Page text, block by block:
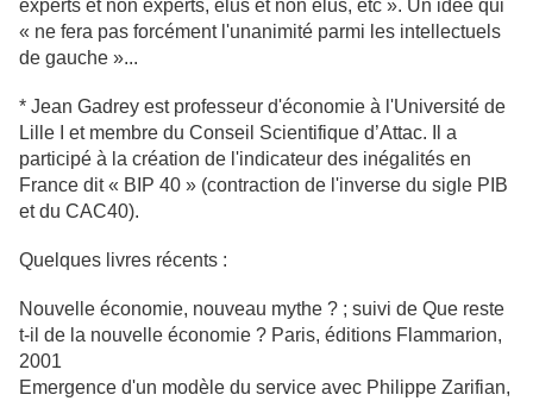
experts et non experts, élus et non élus, etc ». Un idée qui
« ne fera pas forcément l'unanimité parmi les intellectuels
de gauche »...
* Jean Gadrey est professeur d'économie à l'Université de
Lille I et membre du Conseil Scientifique d’Attac. Il a
participé à la création de l'indicateur des inégalités en
France dit « BIP 40 » (contraction de l'inverse du sigle PIB
et du CAC40).
Quelques livres récents :
Nouvelle économie, nouveau mythe ? ; suivi de Que reste
t-il de la nouvelle économie ? Paris, éditions Flammarion,
2001
Emergence d'un modèle du service avec Philippe Zarifian,